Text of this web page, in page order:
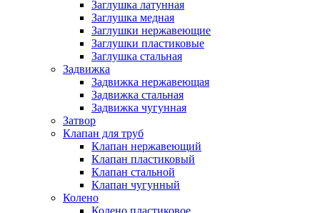
Заглушка латунная
Заглушка медная
Заглушки нержавеющие
Заглушки пластиковые
Заглушка стальная
Задвижка
Задвижка нержавеющая
Задвижка стальная
Задвижка чугунная
Затвор
Клапан для труб
Клапан нержавеющий
Клапан пластиковый
Клапан стальной
Клапан чугунный
Колено
Колено пластиковое